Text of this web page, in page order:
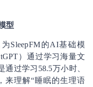
型
SleepFM的AI基础模
）通过学习海量文
通过学习58.5万小时、
来理解“睡眠的生理语